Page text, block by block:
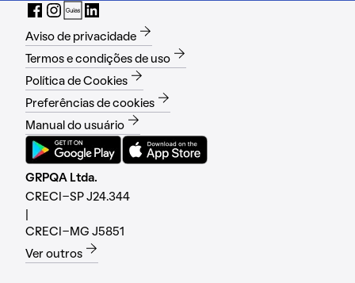
Aviso de privacidade
Termos e condições de uso
Política de Cookies
Preferências de cookies
Manual do usuário
GRPQA Ltda.
CRECI-SP J24.344
CRECI-MG J5851
Ver outros